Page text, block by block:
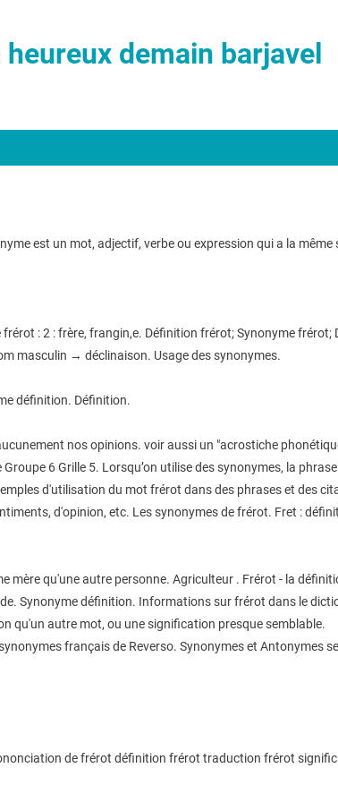
demain barjavel
est un mot, adjectif, verbe ou expression qui a la
: 2 : frère, frangin,e. Définition frérot; Synonyme
masculin → déclinaison. Usage des synonymes.
définition. Définition.
nos opinions. voir aussi un "acrostiche
6 Grille 5. Lorsqu’on utilise des synonymes, la
d'utilisation du mot frérot dans des phrases et des
d'opinion, etc. Les synonymes de frérot. Fret :
mère qu'une autre personne. Agriculteur . Frérot - la
Synonyme définition. Informations sur frérot dans le
qu'un autre mot, ou une signification presque semblable.
français de Reverso. Synonymes et Antonymes
de frérot définition frérot traduction frérot